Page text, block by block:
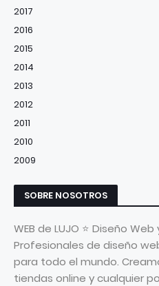
2017
2016
2015
2014
2013
2012
2011
2010
2009
SOBRE NOSOTROS
WEB de LUJO ⭐ Diseño
Profesionales de diseño
para todo el mundo.
tiendas online y cualquier